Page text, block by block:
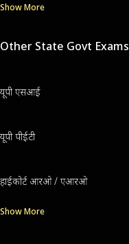
Show More
Other State Govt Exams
यूपी एसआई
यूपी पीईटी
हाईकोर्ट आरओ / एआरओ
Show More